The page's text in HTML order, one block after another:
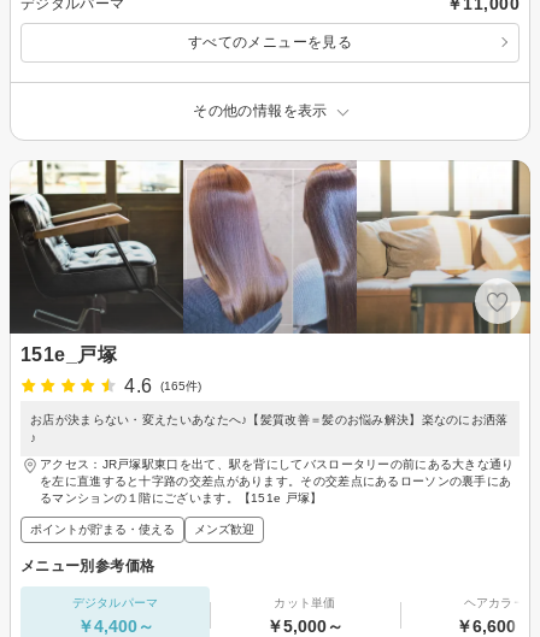
すべてのメニューを見る
その他の情報を表示
151e_戸塚
4.6
(165件)
お店が決まらない・変えたいあなたへ♪【髪質改善＝髪のお悩み解決】楽なのにお洒落
♪
アクセス：JR戸塚駅東口を出て、駅を背にしてバスロータリーの前にある大きな通り
を左に直進すると十字路の交差点があります。その交差点にあるローソンの裏手にあ
るマンションの１階にございます。【151e 戸塚】
ポイントが貯まる・使える メンズ歓迎
メニュー別参考価格
デジタルパーマ
￥4,400～
カット単価
￥5,000～
ヘアカラー
￥6,600～